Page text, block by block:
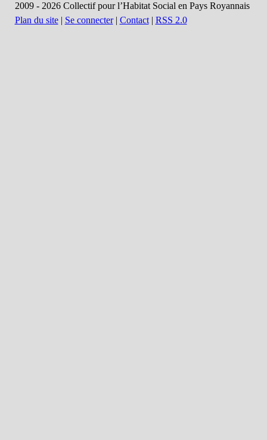
2009 - 2026 Collectif pour l’Habitat Social en Pays Royannais
Plan du site| Se connecter| Contact| RSS 2.0